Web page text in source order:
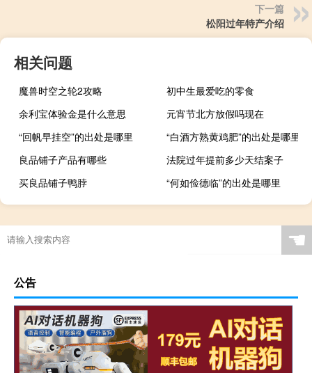
下一篇
松阳过年特产介绍
相关问题
魔兽时空之轮2攻略
初中生最爱吃的零食
余利宝体验金是什么意思
元宵节北方放假吗现在
“回帆早挂空”的出处是哪里
“白酒方熟黄鸡肥”的出处是哪里
良品铺子产品有哪些
法院过年提前多少天结案子
买良品铺子鸭脖
“何如俭德临”的出处是哪里
☚
公告